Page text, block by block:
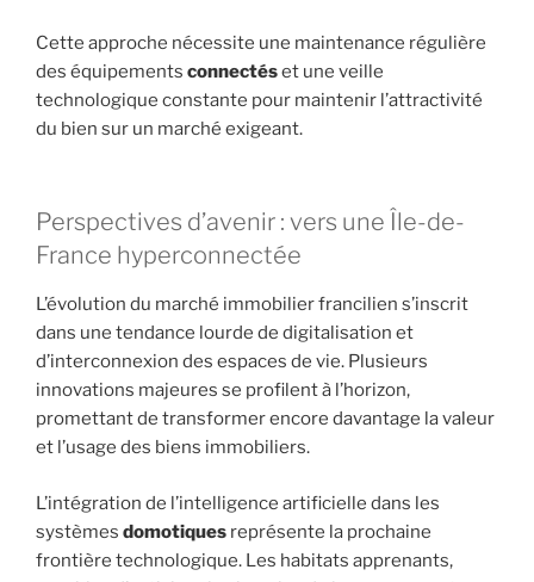
Cette approche nécessite une maintenance régulière
des équipements connectéset une veille
technologique constante pour maintenir l’attractivité
du bien sur un marché exigeant.
Perspectives d’avenir : vers une Île-de-
France hyperconnectée
L’évolution du marché immobilier francilien s’inscrit
dans une tendance lourde de digitalisation et
d’interconnexion des espaces de vie. Plusieurs
innovations majeures se profilent à l’horizon,
promettant de transformer encore davantage la valeur
et l’usage des biens immobiliers.
L’intégration de l’intelligence artificielle dans les
systèmes domotiques représente la prochaine
frontière technologique. Les habitats apprenants,